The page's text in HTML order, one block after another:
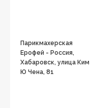
Парикмахерская
Ерофей - Россия,
Хабаровск, улица Ким
Ю Чена, 81